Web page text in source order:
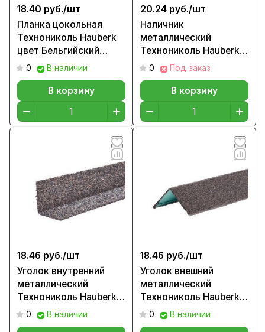
18.40 руб./шт
Планка цокольная
Технониколь Hauberk
цвет Бельгийский
кирпич
0 В наличии
В корзину
20.24 руб./шт
Наличник
металлический
Технониколь Hauberk
цвет Бельгийский
0 Под заказ
В корзину
18.46 руб./шт
Уголок внутренний
металлический
Технониколь Hauberk
цвет Бельгийский
0 В наличии
18.46 руб./шт
Уголок внешний
металлический
Технониколь Hauberk
цвет Бельгийский
0 В наличии